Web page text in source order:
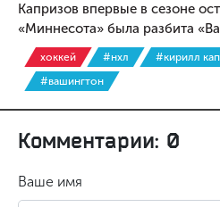
Капризов впервые в сезоне
«Миннесота» была разбита
хоккей #нхл #кирилл
#вашингтон
Комментарии: 0
Ваше имя